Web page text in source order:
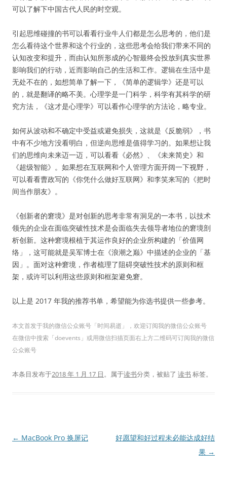
可以了解下中国古代人民的时空观。
引起思维碰撞的书可以看看行业牛人们都是怎么思考的，他们是
怎么看待这个世界和这个行业的，这些思考会给我们带来不同的
认知改变和提升，而由认知所形成的心智最终会投放到真实世界
影响我们的行动，近而影响自己的生活和工作。逻辑在生活中是
无处不在的，如想简单了解一下，《简单的逻辑学》还是可以
的，就是翻译的略不美。心理学是一门科学，科学有其科学的研
究方法，《这才是心理学》可以看作心理学的方法论，略专业。
如何从波动和不确定中受益或避免损失，这就是《反脆弱》，书
中有不少地方没看明白，但逆向思维是值得学习的。如果想让我
们的思维向未来迈一迈，可以看看《必然》、《未来简史》和
《超级智能》。如果想在互联网和个人管理方面开阔一下视野，
可以看看曹政写的《你凭什么做好互联网》和李笑来写的《把时
间当作朋友》。
《创新者的窘境》是对创新的思考非常有洞见的一本书，以技术
领先的企业在面临突破性技术是会面临失去领导者地位的窘境剖
析创新。这种窘境根植于其运作良好的企业所构建的「价值网
络」，这可能就是吴军博士在《浪潮之巅》中描述的企业的「基
因」。面对这种窘境，作者梳理了阻碍突破性技术的原则和框
架，或许可以利用这些原则和框架避免窘。
以上是 2017 年我的推荐书单，希望能为你选书提供一些参考。
本文首发于我的微信公众账号「时间易逝」，欢迎订阅我的微信公众账号
在微信中搜索「doevents」或用微信扫描页面右上方二维码可订阅我的微信
公众账号
本条目发布于2018 年 1 月 17 日。属于读书分类，被贴了 读书 标签。
文
← MacBook Pro 换屏记
好愿望和好过程未必能达成好结
果 →